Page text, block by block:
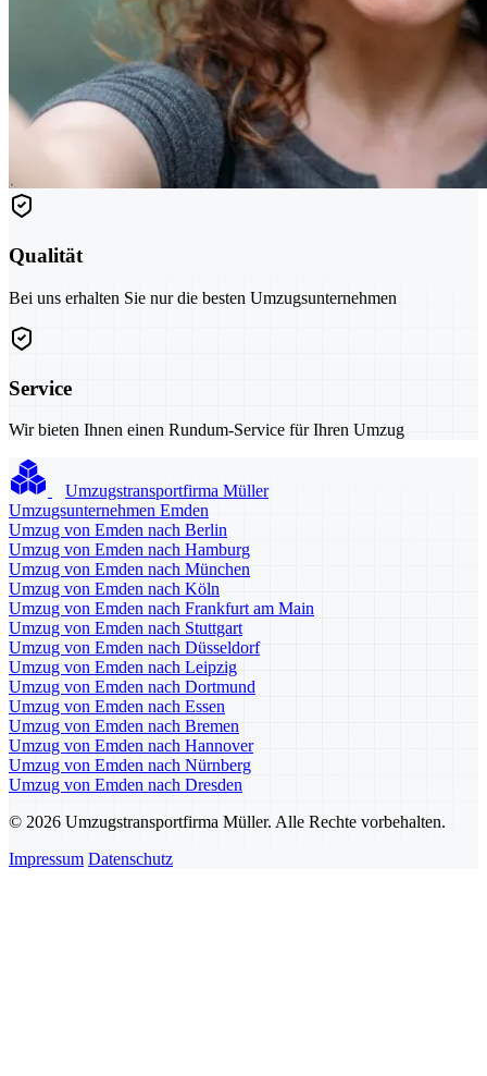
Qualität
Bei uns erhalten Sie nur die besten Umzugsunternehmen
Service
Wir bieten Ihnen einen Rundum-Service für Ihren Umzug
Umzugstransportfirma Müller
Umzugsunternehmen Emden
Umzug von Emden nach Berlin
Umzug von Emden nach Hamburg
Umzug von Emden nach München
Umzug von Emden nach Köln
Umzug von Emden nach Frankfurt am Main
Umzug von Emden nach Stuttgart
Umzug von Emden nach Düsseldorf
Umzug von Emden nach Leipzig
Umzug von Emden nach Dortmund
Umzug von Emden nach Essen
Umzug von Emden nach Bremen
Umzug von Emden nach Hannover
Umzug von Emden nach Nürnberg
Umzug von Emden nach Dresden
© 2026 Umzugstransportfirma Müller. Alle Rechte vorbehalten.
Impressum Datenschutz